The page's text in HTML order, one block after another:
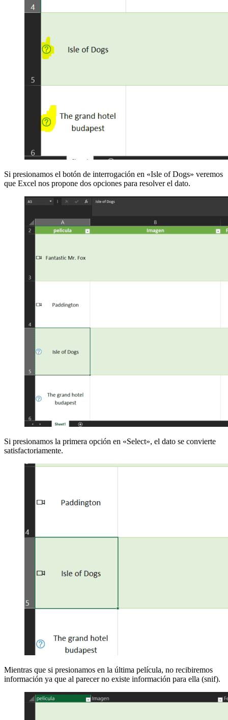
Si presionamos el botón de interrogación en «Isle of Dogs» veremos
que Excel nos propone dos opciones para resolver el dato.
Si presionamos la primera opción en «Select», el dato se convierte
satisfactoriamente.
Mientras que si presionamos en la última película, no recibiremos
información ya que al parecer no existe información para ella (snif).